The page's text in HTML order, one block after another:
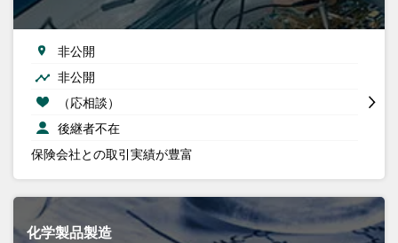
非公開
非公開
（応相談）
後継者不在
保険会社との取引実績が豊富
化学製品製造